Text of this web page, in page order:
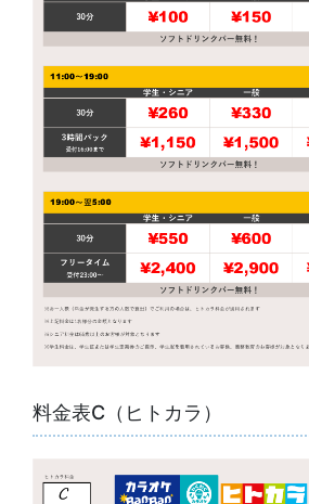
料金表C（ヒトカラ）